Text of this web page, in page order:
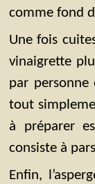
comme fond
Une fois
vinaigrette
par personne
tout
à préparer
consiste à
Enfin,